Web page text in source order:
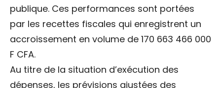
publique. Ces performances sont portées
par les recettes fiscales qui enregistrent un
accroissement en volume de 170 663 466 000
F CFA.
Au titre de la situation d’exécution des
dépenses, les prévisions ajustées des